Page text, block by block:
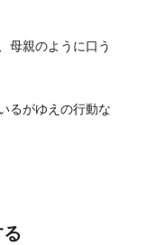
母親のように口う
るがゆえの行動な